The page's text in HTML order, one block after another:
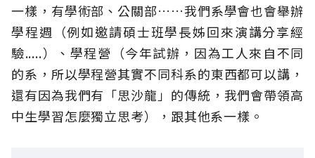
一樣，有學術部、公關部……我們系學會也會舉辦
學程週（例如邀請碩士班學長姊回來演講分享經
驗.....）、學程營（今年試辦，因為工人來自不同
的系，所以學程營其實不同科系的東西都可以講，
還有因為我們有「思沙龍」的傳統，我們會帶領高
中生學習怎麼獨立思考），跟其他系一樣。